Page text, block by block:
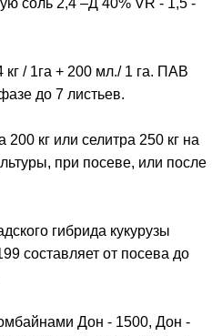
соль 2,4 –Д 40% VR - 1,5 -
кг / 1га + 200 мл./ 1 га. ПАВ
до 7 листьев.
кг или селитра 250 кг на
при посеве, или после
гибрида кукурузы
составляет от посева до
Дон - 1500, Дон -